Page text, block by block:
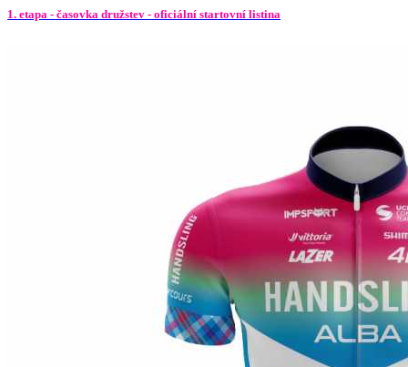
1. etapa - časovka družstev - oficiální startovní listina